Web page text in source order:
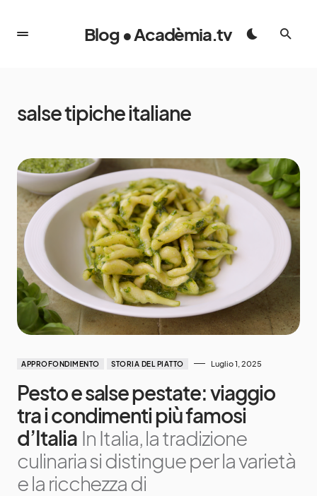
Blog • Acadèmia.tv
salse tipiche italiane
APPROFONDIMENTO STORIA DEL PIATTO Luglio 1, 2025
Pesto e salse pestate: viaggio
tra i condimenti più famosi
d’Italia In Italia, la tradizione
culinaria si distingue per la varietà
e la ricchezza di